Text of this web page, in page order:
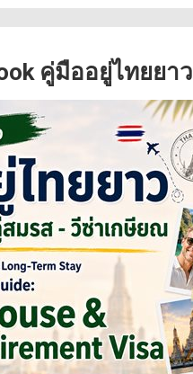
คู่มืออยู่ไทยยาว